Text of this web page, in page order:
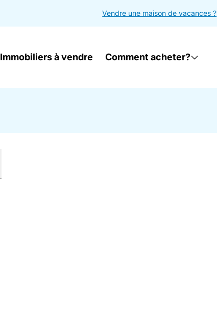
Vendre une maison de vacances ?
Immobiliers à vendre Comment acheter?